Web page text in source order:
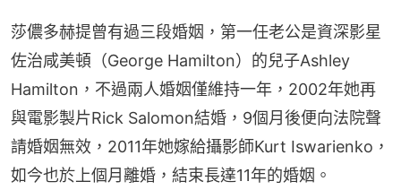
莎儂多赫提曾有過三段婚姻，第一任老公是資深影星
佐治咸美頓（George Hamilton）的兒子Ashley
Hamilton，不過兩人婚姻僅維持一年，2002年她再
與電影製片Rick Salomon結婚，9個月後便向法院聲
請婚姻無效，2011年她嫁給攝影師Kurt Iswarienko，
如今也於上個月離婚，結束長達11年的婚姻。